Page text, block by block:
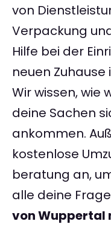
von
Verpackung
Hilfe bei der
neuen Zuhause
Wir wissen, wie
deine Sachen
ankommen.
kostenlose
beratung an,
alle deine
von Wuppertal